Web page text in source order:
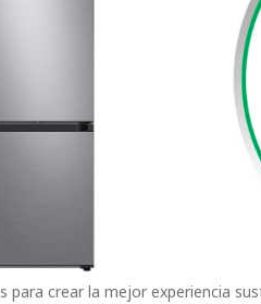
para crear la mejor experiencia